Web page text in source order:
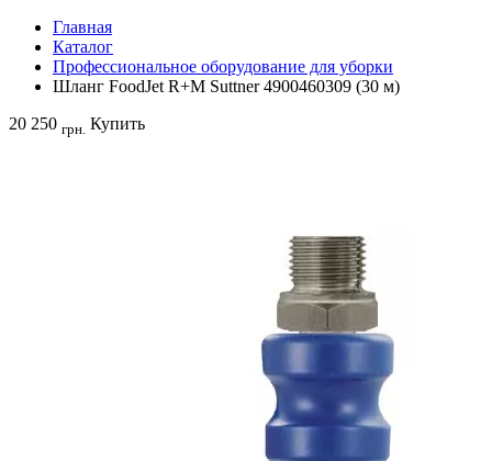
Главная
Каталог
Профессиональное оборудование для уборки
Шланг FoodJet R+M Suttner 4900460309 (30 м)
20 250 грн. Купить